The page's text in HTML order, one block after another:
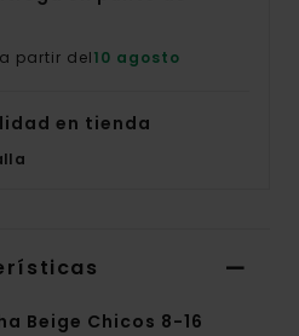
partir del10 agosto
en tienda
Beige Chicos 8-16